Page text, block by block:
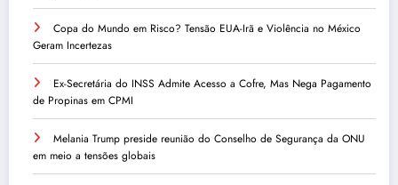
Copa do Mundo em Risco? Tensão EUA-Irã e Violência no México
Geram Incertezas
Ex-Secretária do INSS Admite Acesso a Cofre, Mas Nega Pagamento
de Propinas em CPMI
Melania Trump preside reunião do Conselho de Segurança da ONU
em meio a tensões globais